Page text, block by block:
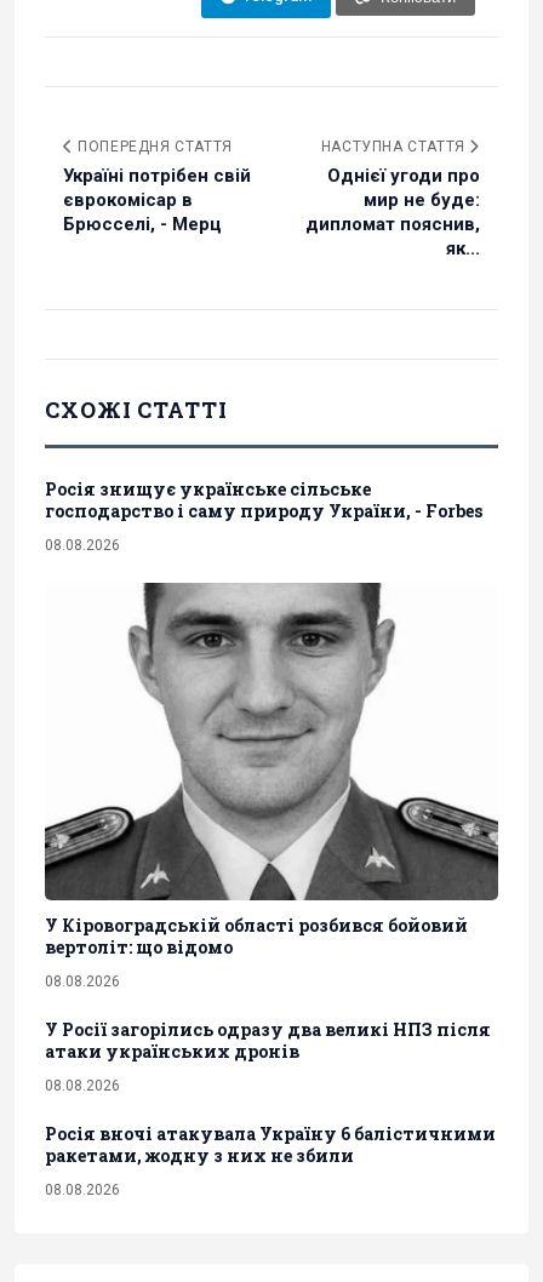
ПОПЕРЕДНЯ СТАТТЯ
Україні потрібен свій
єврокомісар в
Брюсселі, - Мерц
НАСТУПНА СТАТТЯ
Однієї угоди про
мир не буде:
дипломат пояснив,
як...
СХОЖІ СТАТТІ
Росія знищує українське сільське
господарство і саму природу України, - Forbes
08.08.2026
У Кіровоградській області розбився бойовий
вертоліт: що відомо
08.08.2026
У Росії загорілись одразу два великі НПЗ після
атаки українських дронів
08.08.2026
Росія вночі атакувала Україну 6 балістичними
ракетами, жодну з них не збили
08.08.2026